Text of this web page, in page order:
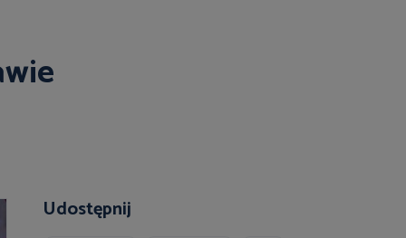
Udostępnij